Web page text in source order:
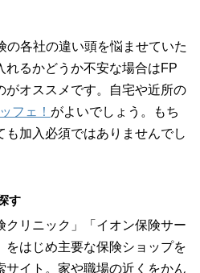
の各社の違い頭を悩ませていた
れるかどうか不安な場合はFP
がオススメです。自宅や近所の
フェ！ がよいでしょう。もち
も加入必須ではありませんでし
す
クリニック」「イオン保険サー
をはじめ主要な保険ショップを
サイト。家や職場の近くをかん